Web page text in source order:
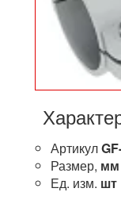
Артикул
Размер, мм
Ед. изм. шт